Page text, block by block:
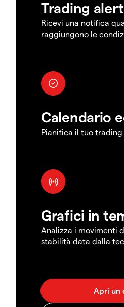
Trading alert
Ricevi una notifica
raggiungono le
Calendario
Pianifica il tuo
Grafici in
Analizza i movimenti
stabilità data dalla